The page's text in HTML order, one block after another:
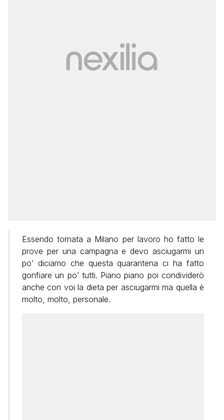
Essendo tornata a Milano per lavoro ho fatto le
prove per una campagna e devo asciugarmi un
po’ diciamo che questa quarantena ci ha fatto
gonfiare un po’ tutti. Piano piano poi condividerò
anche con voi la dieta per asciugarmi ma quella è
molto, molto, personale.